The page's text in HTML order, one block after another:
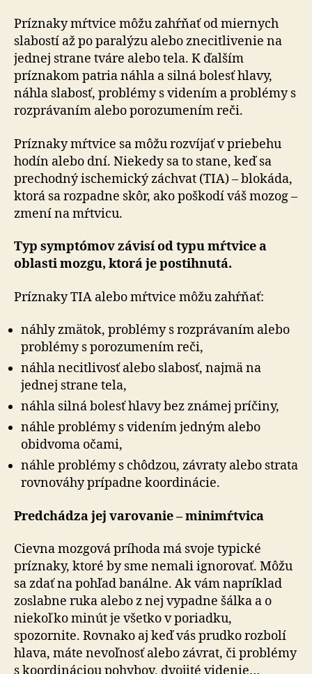
Príznaky mŕtvice môžu zahŕňať od miernych
slabostí až po paralýzu alebo znecitlivenie na
jednej strane tváre alebo tela. K ďalším
príznakom patria náhla a silná bolesť hlavy,
náhla slabosť, problémy s videním a problémy s
rozprávaním alebo porozumením reči.
Príznaky mŕtvice sa môžu rozvíjať v priebehu
hodín alebo dní. Niekedy sa to stane, keď sa
prechodný ischemický záchvat (TIA) – blokáda,
ktorá sa rozpadne skôr, ako poškodí váš mozog –
zmení na mŕtvicu.
Typ symptómov závisí od typu mŕtvice a
oblasti mozgu, ktorá je postihnutá.
Príznaky TIA alebo mŕtvice môžu zahŕňať:
náhly zmätok, problémy s rozprávaním alebo
problémy s porozumením reči,
náhla necitlivosť alebo slabosť, najmä na
jednej strane tela,
náhla silná bolesť hlavy bez známej príčiny,
náhle problémy s videním jedným alebo
obidvoma očami,
náhle problémy s chôdzou, závraty alebo strata
rovnováhy prípadne koordinácie.
Predchádza jej varovanie – minimŕtvica
Cievna mozgová príhoda má svoje typické
príznaky, ktoré by sme nemali ignorovať. Môžu
sa zdať na pohľad banálne. Ak vám napríklad
zoslabne ruka alebo z nej vypadne šálka a o
niekoľko minút je všetko v poriadku,
spozornite. Rovnako aj keď vás prudko rozbolí
hlava, máte nevoľnosť alebo závrat, či problémy